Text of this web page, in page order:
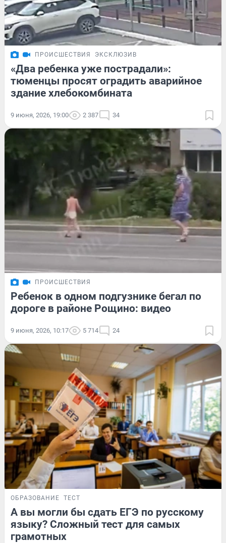
ПРОИСШЕСТВИЯ ЭКСКЛЮЗИВ
«Два ребенка уже пострадали»:
тюменцы просят оградить аварийное
здание хлебокомбината
9 июня, 2026, 19:00 2 387 34
ПРОИСШЕСТВИЯ
Ребенок в одном подгузнике бегал по
дороге в районе Рощино: видео
9 июня, 2026, 10:17 5 714 24
ОБРАЗОВАНИЕ ТЕСТ
А вы могли бы сдать ЕГЭ по русскому
языку? Сложный тест для самых
грамотных